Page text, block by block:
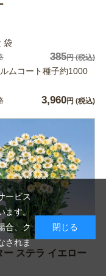
袋
385円(税込)
ルムコート種子約1000
3,960円 (税込)
ー ステラ イエロー
ービス
ます。
合、ク
されま
閉じる